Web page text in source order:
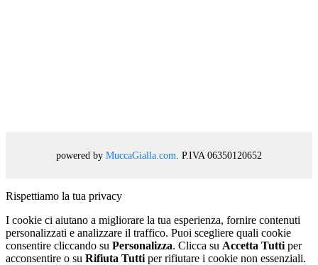
powered by MuccaGialla.com . P.IVA 06350120652
Rispettiamo la tua privacy
I cookie ci aiutano a migliorare la tua esperienza, fornire contenuti
personalizzati e analizzare il traffico. Puoi scegliere quali cookie
consentire cliccando su Personalizza. Clicca su Accetta Tutti per
acconsentire o su Rifiuta Tutti per rifiutare i cookie non essenziali.